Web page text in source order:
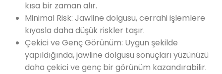
kısa bir zaman alır.
Minimal Risk: Jawline dolgusu, cerrahi işlemlere
kıyasla daha düşük riskler taşır.
Çekici ve Genç Görünüm: Uygun şekilde
yapıldığında, jawline dolgusu sonuçları yüzünüzü
daha çekici ve genç bir görünüm kazandırabilir.